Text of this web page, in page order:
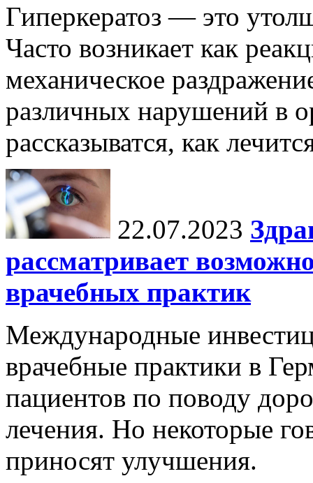
Гиперкератоз — это
Часто возникает как
механическое
различных нарушений в
рассказыватся, как
22.07.2023
рассматривает
врачебных практик
Международные
врачебные практики в
пациентов по поводу
лечения. Но некоторые
приносят улучшения.